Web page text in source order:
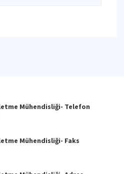
Mühendisliği- Telefon
Mühendisliği- Faks